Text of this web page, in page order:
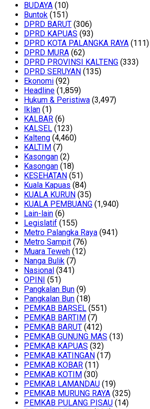
BUDAYA (10)
Buntok (151)
DPRD BARUT (306)
DPRD KAPUAS (93)
DPRD KOTA PALANGKA RAYA (111)
DPRD MURA (62)
DPRD PROVINSI KALTENG (333)
DPRD SERUYAN (135)
Ekonomi (92)
Headline (1,859)
Hukum & Peristiwa (3,497)
Iklan (1)
KALBAR (6)
KALSEL (123)
Kalteng (4,460)
KALTIM (7)
Kasongan (2)
Kasongan (18)
KESEHATAN (51)
Kuala Kapuas (84)
KUALA KURUN (35)
KUALA PEMBUANG (1,940)
Lain-lain (6)
Legislatif (155)
Metro Palangka Raya (941)
Metro Sampit (76)
Muara Teweh (12)
Nanga Bulik (7)
Nasional (341)
OPINI (51)
Pangkalan Bun (9)
Pangkalan Bun (18)
PEMKAB BARSEL (551)
PEMKAB BARTIM (7)
PEMKAB BARUT (412)
PEMKAB GUNUNG MAS (13)
PEMKAB KAPUAS (32)
PEMKAB KATINGAN (17)
PEMKAB KOBAR (11)
PEMKAB KOTIM (30)
PEMKAB LAMANDAU (19)
PEMKAB MURUNG RAYA (325)
PEMKAB PULANG PISAU (14)